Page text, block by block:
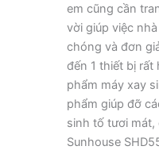
em cũng cần
vời giúp việc
chóng và đơn
đến 1 thiết bị rất
phẩm máy xay
phẩm giúp đỡ
sinh tố tươi
Sunhouse